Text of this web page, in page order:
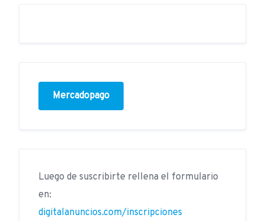
Mercadopago
Luego de suscribirte rellena el formulario
en:
digitalanuncios.com/inscripciones